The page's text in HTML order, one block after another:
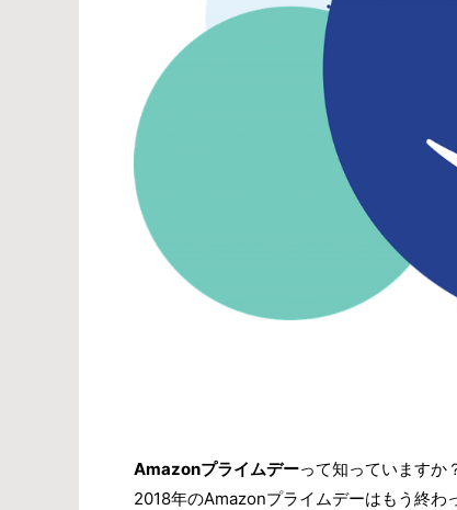
Amazonプライムデーって知っていますか
2018年のAmazonプライムデーはもう終わ